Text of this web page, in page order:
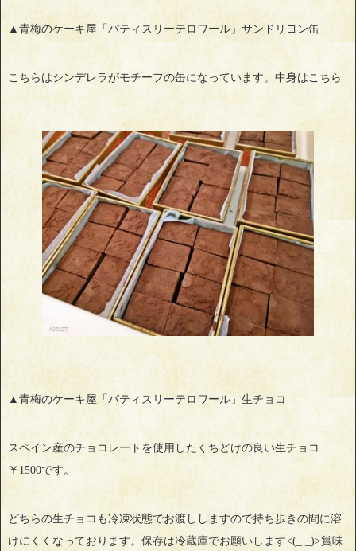
▲青梅のケーキ屋「パティスリーテロワール」サンドリヨン缶
こちらはシンデレラがモチーフの缶になっています。中身はこちら
▲青梅のケーキ屋「パティスリーテロワール」生チョコ
スペイン産のチョコレートを使用したくちどけの良い生チョコ
￥1500です。
どちらの生チョコも冷凍状態でお渡ししますので持ち歩きの間に溶
けにくくなっております。保存は冷蔵庫でお願いします<(_ _)>賞味